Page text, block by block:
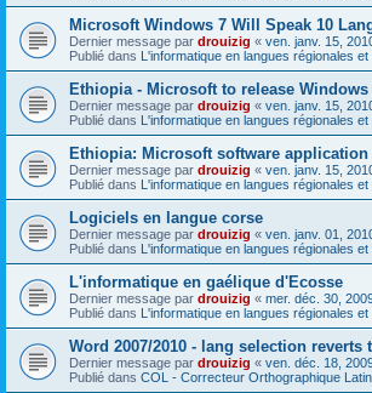
Microsoft Windows 7 Will Speak 10
Dernier message par drouizig « ven. janv. 15,
Publié dans L'informatique en langues régionales et
Ethiopia - Microsoft to release
Dernier message par drouizig « ven. janv. 15,
Publié dans L'informatique en langues régionales et
Ethiopia: Microsoft software
Dernier message par drouizig « ven. janv. 15,
Publié dans L'informatique en langues régionales et
Logiciels en langue corse
Dernier message par drouizig « ven. janv. 01,
Publié dans L'informatique en langues régionales et
L'informatique en gaélique d'Ecosse
Dernier message par drouizig « mer. déc. 30,
Publié dans L'informatique en langues régionales et
Word 2007/2010 - lang selection reverts
Dernier message par drouizig « ven. déc. 18,
Publié dans COL - Correcteur Orthographique